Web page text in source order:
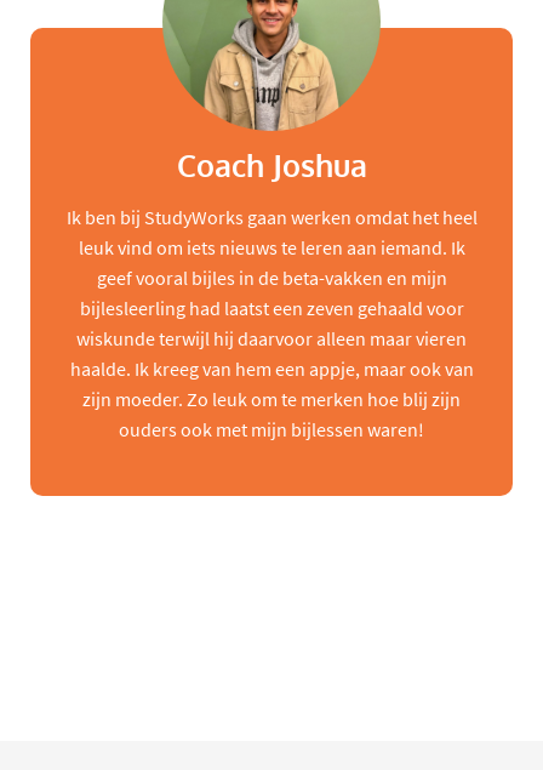
Coach Joshua
Ik ben bij StudyWorks gaan werken omdat het heel
leuk vind om iets nieuws te leren aan iemand. Ik
geef vooral bijles in de beta-vakken en mijn
bijlesleerling had laatst een zeven gehaald voor
wiskunde terwijl hij daarvoor alleen maar vieren
haalde. Ik kreeg van hem een appje, maar ook van
zijn moeder. Zo leuk om te merken hoe blij zijn
ouders ook met mijn bijlessen waren!